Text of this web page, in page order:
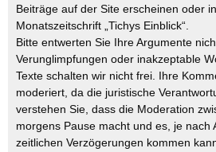
Beiträge auf der Site erscheinen oder
Monatszeitschrift „Tichys Einblick“.
Bitte entwerten Sie Ihre Argumente
Verunglimpfungen oder inakzeptable
Texte schalten wir nicht frei. Ihre
moderiert, da die juristische
verstehen Sie, dass die Moderation
morgens Pause macht und es, je nach
zeitlichen Verzögerungen kommen